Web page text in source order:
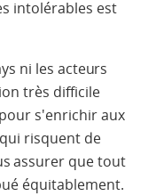
intolérables est
ni les acteurs
très difficile
s'enrichir aux
risquent de
assurer que tout
équitablement.